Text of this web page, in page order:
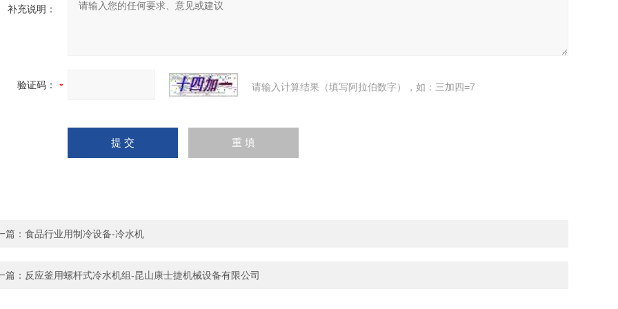
补充说明：
验证码： 请输入计算结果（填写阿拉伯数字），如：三加四=7
篇： 食品行业用制冷设备-冷水机
篇： 反应釜用螺杆式冷水机组-昆山康士捷机械设备有限公司